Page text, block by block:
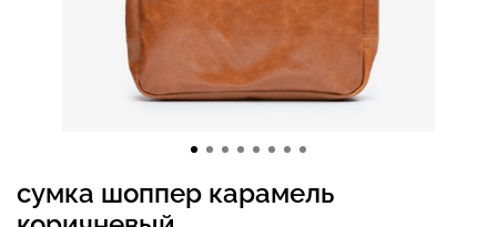
сумка шоппер карамель